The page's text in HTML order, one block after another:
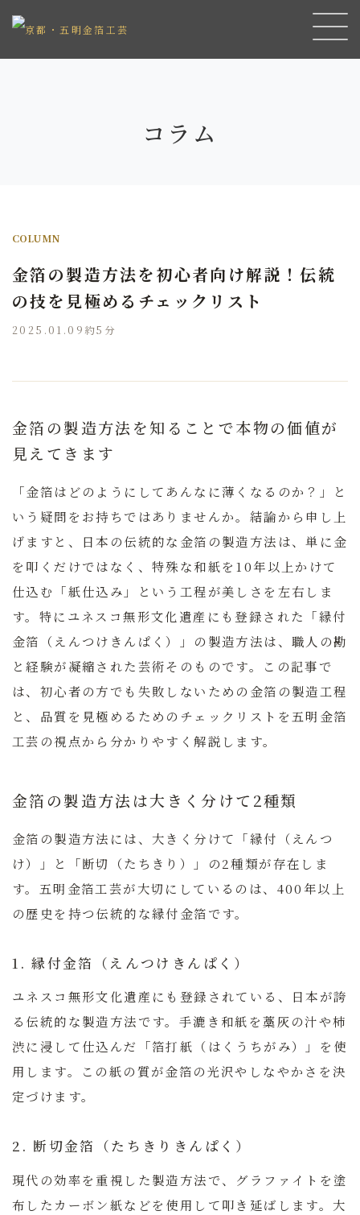
コラム
COLUMN
金箔の製造方法を初心者向け解説！伝統
の技を見極めるチェックリスト
2025.01.09 約5分
金箔の製造方法を知ることで本物の価値が
見えてきます
「金箔はどのようにしてあんなに薄くなるのか？」と
いう疑問をお持ちではありませんか。結論から申し上
げますと、日本の伝統的な金箔の製造方法は、単に金
を叩くだけではなく、特殊な和紙を10年以上かけて
仕込む「紙仕込み」という工程が美しさを左右しま
す。特にユネスコ無形文化遺産にも登録された「縁付
金箔（えんつけきんぱく）」の製造方法は、職人の勘
と経験が凝縮された芸術そのものです。この記事で
は、初心者の方でも失敗しないための金箔の製造工程
と、品質を見極めるためのチェックリストを五明金箔
工芸の視点から分かりやすく解説します。
金箔の製造方法は大きく分けて2種類
金箔の製造方法には、大きく分けて「縁付（えんつ
け）」と「断切（たちきり）」の2種類が存在しま
す。五明金箔工芸が大切にしているのは、400年以上
の歴史を持つ伝統的な縁付金箔です。
1. 縁付金箔（えんつけきんぱく）
ユネスコ無形文化遺産にも登録されている、日本が誇
る伝統的な製造方法です。手漉き和紙を藁灰の汁や柿
渋に浸して仕込んだ「箔打紙（はくうちがみ）」を使
用します。この紙の質が金箔の光沢やしなやかさを決
定づけます。
2. 断切金箔（たちきりきんぱく）
現代の効率を重視した製造方法で、グラファイトを塗
布したカーボン紙などを使用して叩き延ばします。大